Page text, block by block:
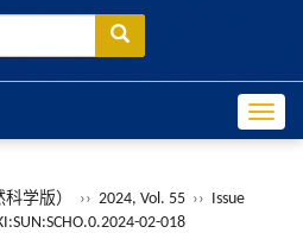
学版） ›› 2024, Vol. 55 ›› Issue
02-018